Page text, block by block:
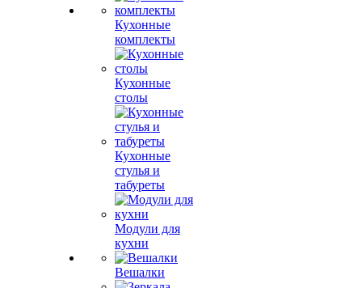
Кухонные
комплекты
Кухонные
столы
Кухонные
стулья и
табуреты
Модули для
кухни
Вешалки